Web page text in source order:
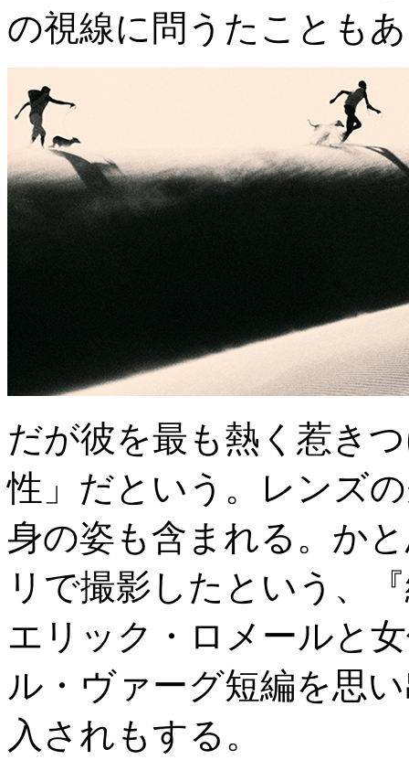
の視線に問うたことも
だが彼を最も熱く惹き
性」だという。レンズ
身の姿も含まれる。か
リで撮影したという、
エリック・ロメールと
ル・ヴァーグ短編を思
入されもする。